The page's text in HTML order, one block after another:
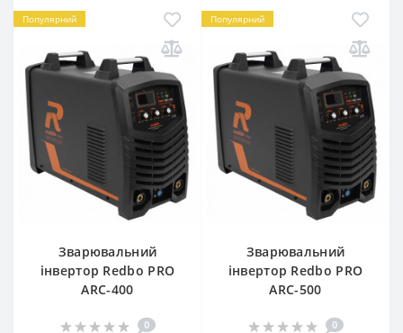
Популярний
Зварювальний
інвертор Redbo PRO
ARC-400
0
Популярний
Зварювальний
інвертор Redbo PRO
ARC-500
0